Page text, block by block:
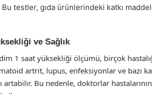
testler, gıda ürünlerindeki katkı
ve Sağlık
1 saat yüksekliği ölçümü, birçok
artrit, lupus, enfeksiyonlar ve bazı
artabilir. Bu nedenle, doktorlar